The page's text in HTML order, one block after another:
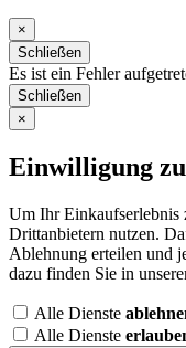
×
Schließen
Es ist ein Fehler
Schließen
×
Einwilligung
Um Ihr Einkaufserlebnis
Drittanbietern nutzen.
Ablehnung erteilen und
dazu finden Sie in
Alle Dienste
Alle Dienste